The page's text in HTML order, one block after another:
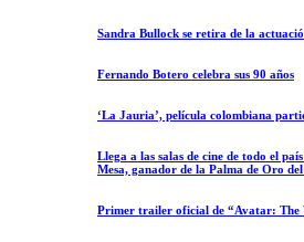
Sandra Bullock se retira de la
Fernando Botero celebra sus 90 años
‘La Jauria’, película colombiana
Llega a las salas de cine de todo el
Mesa, ganador de la Palma de Oro
Primer trailer oficial de “Avatar: The